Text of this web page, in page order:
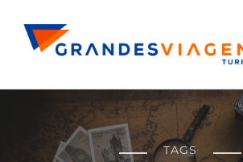
Grandes Viagens
TAGS